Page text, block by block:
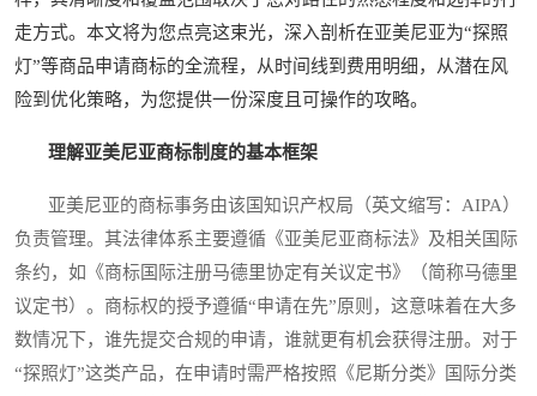
走方式。本文将为您点亮这束光，深入剖析在亚美尼亚为“探照
灯”等商品申请商标的全流程，从时间线到费用明细，从潜在风
险到优化策略，为您提供一份深度且可操作的攻略。
理解亚美尼亚商标制度的基本框架
亚美尼亚的商标事务由该国知识产权局（英文缩写：AIPA）
负责管理。其法律体系主要遵循《亚美尼亚商标法》及相关国际
条约，如《商标国际注册马德里协定有关议定书》（简称马德里
议定书）。商标权的授予遵循“申请在先”原则，这意味着在大多
数情况下，谁先提交合规的申请，谁就更有机会获得注册。对于
“探照灯”这类产品，在申请时需严格按照《尼斯分类》国际分类